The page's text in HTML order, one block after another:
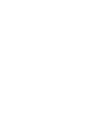
Tal día como
jóvenes
Considerado
Operación